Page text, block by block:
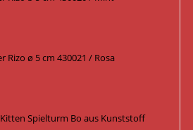
Rizo ø 5 cm 430021 / Rosa
Spielturm Bo aus Kunststoff